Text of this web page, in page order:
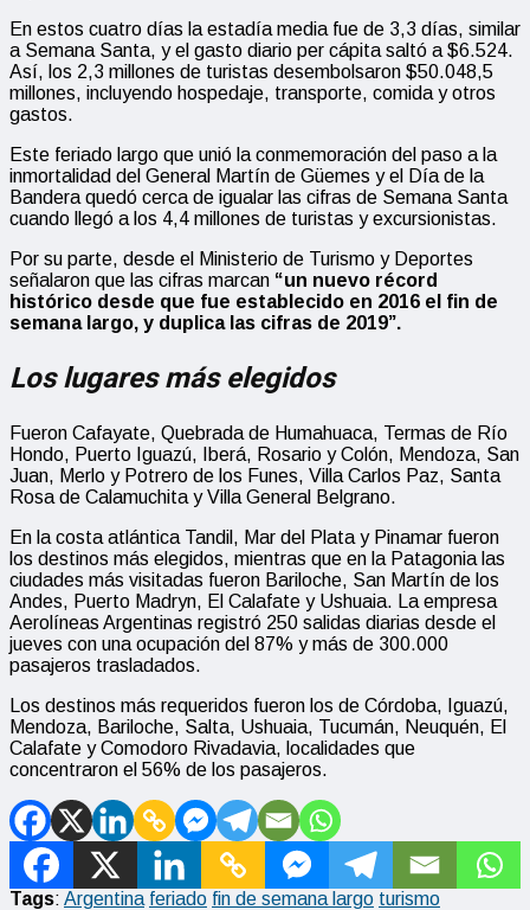
En estos cuatro días la estadía media fue de 3,3 días, similar
a Semana Santa, y el gasto diario per cápita saltó a $6.524.
Así, los 2,3 millones de turistas desembolsaron $50.048,5
millones, incluyendo hospedaje, transporte, comida y otros
gastos.
Este feriado largo que unió la conmemoración del paso a la
inmortalidad del General Martín de Güemes y el Día de la
Bandera quedó cerca de igualar las cifras de Semana Santa
cuando llegó a los 4,4 millones de turistas y excursionistas.
Por su parte, desde el Ministerio de Turismo y Deportes
señalaron que las cifras marcan “un nuevo récord
histórico desde que fue establecido en 2016 el fin de
semana largo, y duplica las cifras de 2019”.
Los lugares más elegidos
Fueron Cafayate, Quebrada de Humahuaca, Termas de Río
Hondo, Puerto Iguazú, Iberá, Rosario y Colón, Mendoza, San
Juan, Merlo y Potrero de los Funes, Villa Carlos Paz, Santa
Rosa de Calamuchita y Villa General Belgrano.
En la costa atlántica Tandil, Mar del Plata y Pinamar fueron
los destinos más elegidos, mientras que en la Patagonia las
ciudades más visitadas fueron Bariloche, San Martín de los
Andes, Puerto Madryn, El Calafate y Ushuaia. La empresa
Aerolíneas Argentinas registró 250 salidas diarias desde el
jueves con una ocupación del 87% y más de 300.000
pasajeros trasladados.
Los destinos más requeridos fueron los de Córdoba, Iguazú,
Mendoza, Bariloche, Salta, Ushuaia, Tucumán, Neuquén, El
Calafate y Comodoro Rivadavia, localidades que
concentraron el 56% de los pasajeros.
Tags: Argentina feriado fin de semana largo turismo